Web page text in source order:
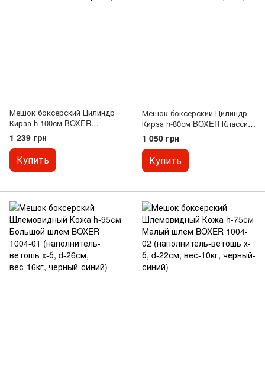
Мешок боксерский Цилиндр
Кирза h-100см BOXER
Классик 1002-03
(наполнитель-ветошь х-б, d-
33см, вес-26кг, черный)
1 239 грн
Купить
Мешок боксерский Цилиндр
Кирза h-80см BOXER Классик
1002-04 (наполнитель-ветошь
х-б, d-28см, вес-19кг, черный)
1 050 грн
Купить